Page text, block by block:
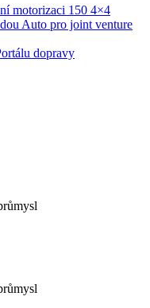
motorizaci 150 4×4
Auto pro joint venture
dopravy